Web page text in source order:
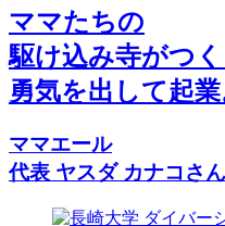
ママたちの
駆け込み寺がつく
勇気を出して起業
ママエール
代表 ヤスダ カナコさん